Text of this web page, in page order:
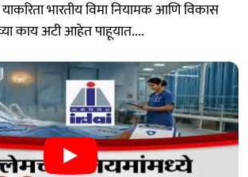
भारतीय विमा नियामक आणि विकास
काय अटी आहेत पाहूयात....